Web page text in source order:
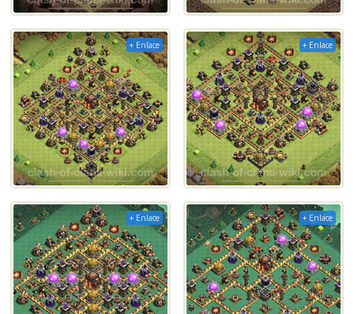
+ Enlace + Enlace
+ Enlace + Enlace